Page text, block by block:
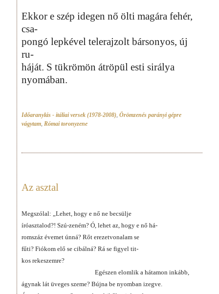
Ekkor e szép idegen nő ölti magára fehér,
csa-
pongó lepkével telerajzolt bársonyos, új
ru-
háját. S tükrömön átröpül esti sirálya
nyomában.
Időaranylás - itáliai versek (1978-2008) Örömzenés parányi gépre
vágytam Római toronyzene
Az asztal
Megszólal: „Lehet, hogy e nő ne becsülje
íróasztalod?! Szú-zeném? Ó, lehet az, hogy e nő há-
romszáz évemet únná? Rőt erezetvonalam se
fűti? Fiókom elő se cibálná? Rá se figyel tit-
kos rekeszemre?
Egészen elomlik a hátamon inkább,
ágynak lát üveges szeme? Bújna be nyomban izegve.